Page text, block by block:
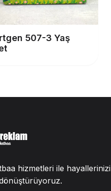
507-3 Yaş
hizmetleri ile hayallerinizi